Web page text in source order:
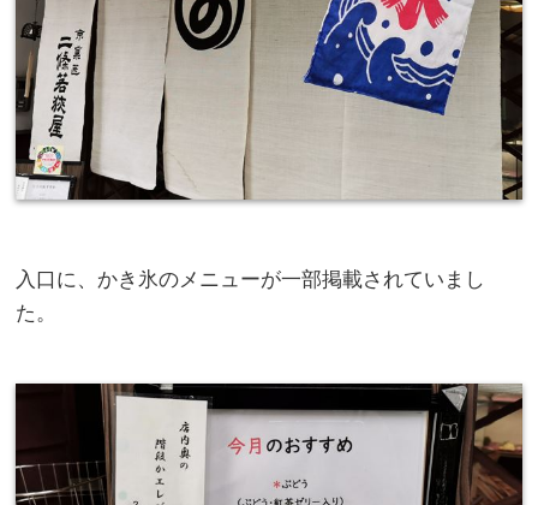
入口に、かき氷のメニューが一部掲載されていまし
た。